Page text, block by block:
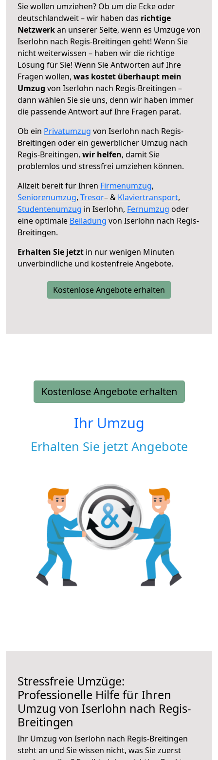
Sie wollen umziehen? Ob um die Ecke oder
deutschlandweit – wir haben das richtige
Netzwerkan unserer Seite, wenn es Umzüge von
Iserlohn nach Regis-Breitingen geht! Wenn Sie
nicht weiterwissen – haben wir die richtige
Lösung für Sie! Wenn Sie Antworten auf Ihre
Fragen wollen, was kostet überhaupt mein
Umzug von Iserlohn nach Regis-Breitingen –
dann wählen Sie sie uns, denn wir haben immer
die passende Antwort auf Ihre Fragen parat.
Ob ein Privatumzug von Iserlohn nach Regis-
Breitingen oder ein gewerblicher Umzug nach
Regis-Breitingen, wir helfen, damit Sie
problemlos und stressfrei umziehen können.
Allzeit bereit für Ihren Firmenumzug,
Seniorenumzug, Tresor– & Klaviertransport,
Studentenumzug in Iserlohn, Fernumzug oder
eine optimale Beiladung von Iserlohn nach Regis-
Breitingen.
Erhalten Sie jetzt in nur wenigen Minuten
unverbindliche und kostenfreie Angebote.
Kostenlose Angebote erhalten
Kostenlose Angebote erhalten
Ihr Umzug
Erhalten Sie jetzt Angebote
Stressfreie Umzüge:
Professionelle Hilfe für Ihren
Umzug von Iserlohn nach Regis-
Breitingen
Ihr Umzug von Iserlohn nach Regis-Breitingen
steht an und Sie wissen nicht, was Sie zuerst